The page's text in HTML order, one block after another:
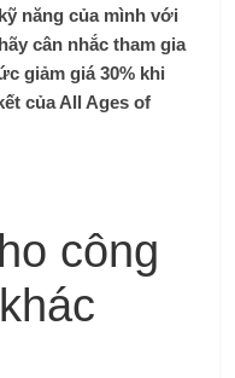
năng của mình với
cân nhắc tham gia
giảm giá 30% khi
của All Ages of
công